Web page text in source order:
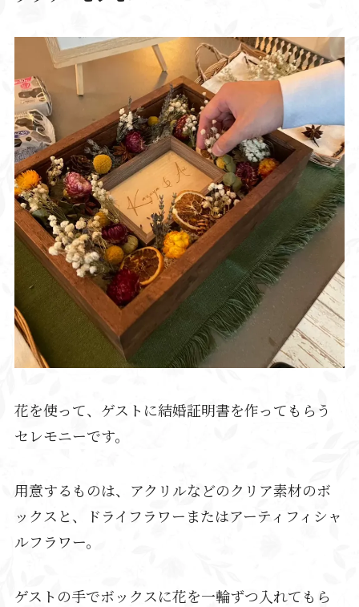
花を使って、ゲストに結婚証明書を作ってもらう
セレモニーです。
用意するものは、アクリルなどのクリア素材のボ
ックスと、ドライフラワーまたはアーティフィシャ
ルフラワー。
ゲストの手でボックスに花を一輪ずつ入れてもら